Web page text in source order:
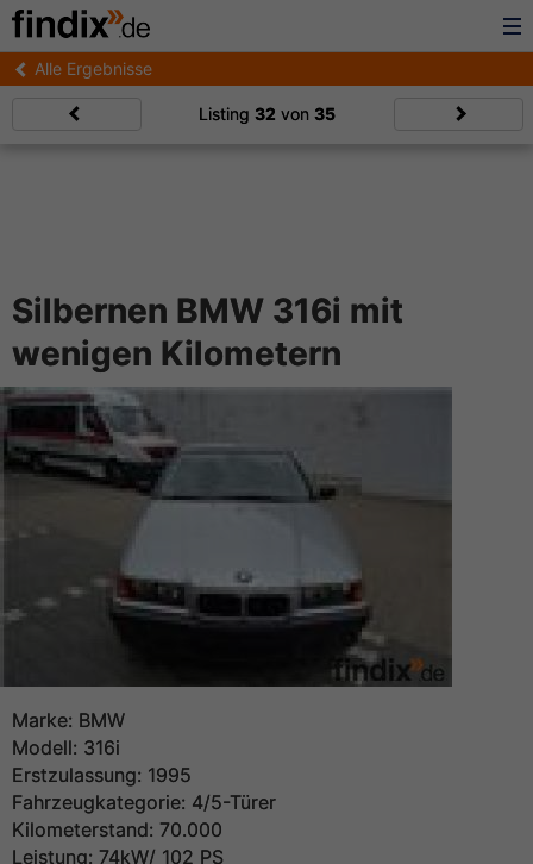
Alle Ergebnisse
Listing 32 von 35
Silbernen BMW 316i mit
wenigen Kilometern
Marke: BMW
Modell: 316i
Erstzulassung: 1995
Fahrzeugkategorie: 4/5-Türer
Kilometerstand: 70.000
Leistung: 74kW/ 102 PS